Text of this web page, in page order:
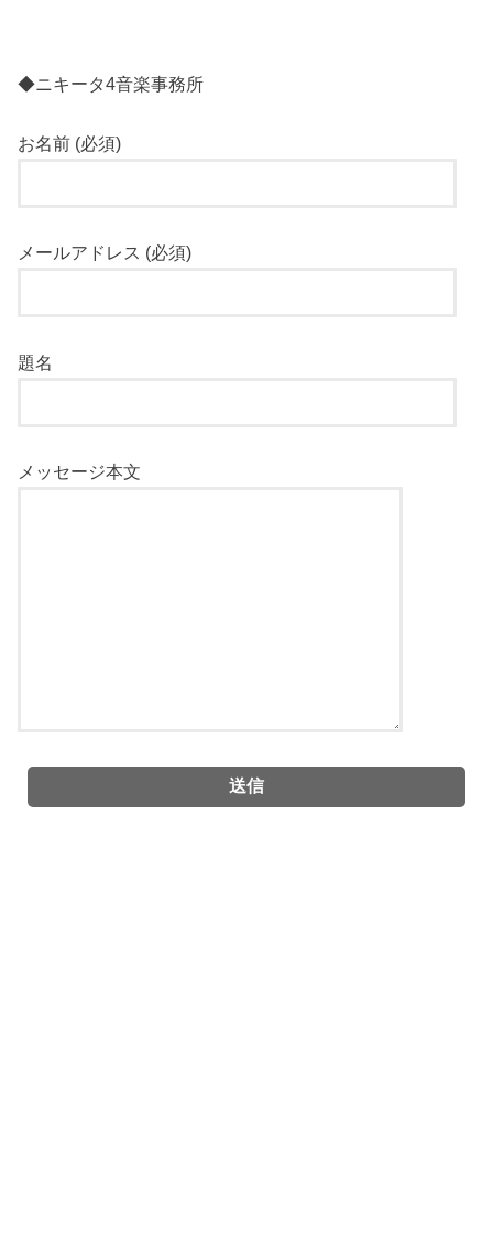
◆ニキータ4音楽事務所
お名前 (必須)
メールアドレス (必須)
題名
メッセージ本文